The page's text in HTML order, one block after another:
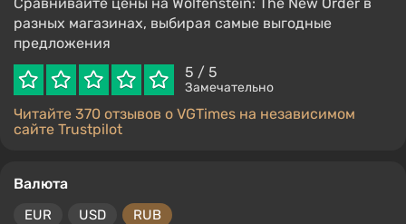
разных магазинах, выбирая самые выгодные
предложения
5 / 5
Замечательно
Читайте 370 отзывов о VGTimes на независимом
сайте Trustpilot
Валюта
EUR USD RUB